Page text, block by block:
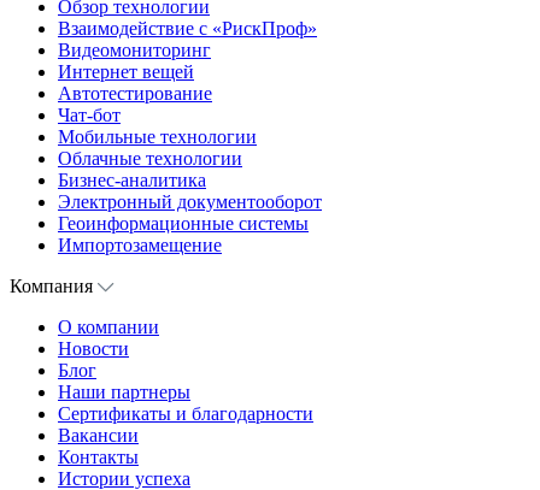
Обзор технологии
Взаимодействие с «РискПроф»
Видеомониторинг
Интернет вещей
Автотестирование
Чат-бот
Мобильные технологии
Облачные технологии
Бизнес-аналитика
Электронный документооборот
Геоинформационные системы
Импортозамещение
Компания
О компании
Новости
Блог
Наши партнеры
Сертификаты и благодарности
Вакансии
Контакты
Истории успеха